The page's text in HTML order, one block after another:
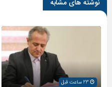
نوشته های مشابه
23 ساعت قبل